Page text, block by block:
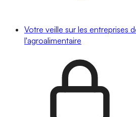
Votre veille sur les entreprises
l'agroalimentaire